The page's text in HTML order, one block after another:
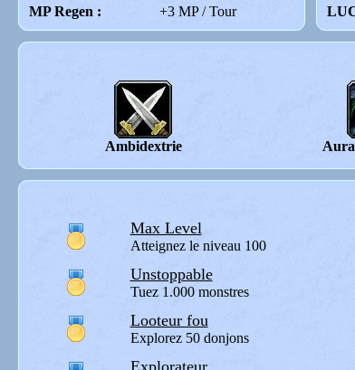
MP Regen :
+3 MP / Tour
Ambidextrie
Max Level
Atteignez le niveau 100
Unstoppable
Tuez 1.000 monstres
Looteur fou
Explorez 50 donjons
Explorateur